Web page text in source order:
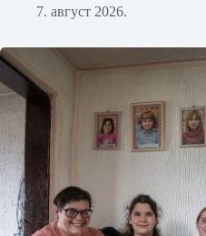
7. август 2026.